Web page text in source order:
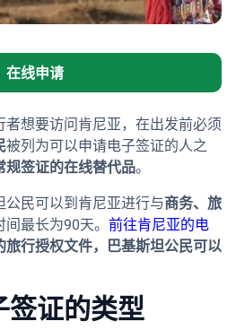
在线申请
想要访问肯尼亚，在出发前必须
被列为可以申请电子签证的人之
规签证的在线替代品。
民可以到肯尼亚进行与商务、旅
最长为90天。 前往肯尼亚的电
旅行授权文件，巴基斯坦公民可以
签证的类型